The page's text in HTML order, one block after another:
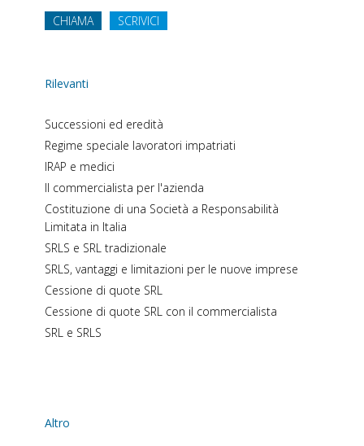
CHIAMA SCRIVICI
Rilevanti
Successioni ed eredità
Regime speciale lavoratori impatriati
IRAP e medici
Il commercialista per l'azienda
Costituzione di una Società a Responsabilità
Limitata in Italia
SRLS e SRL tradizionale
SRLS, vantaggi e limitazioni per le nuove imprese
Cessione di quote SRL
Cessione di quote SRL con il commercialista
SRL e SRLS
Altro